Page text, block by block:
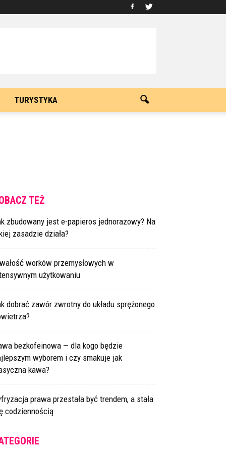
TURYSTYKA
TEŻ
zbudowany jest e-papieros jednorazowy? Na
zasadzie działa?
worków przemysłowych w
użytkowaniu
dobrać zawór zwrotny do układu sprężonego
bezkofeinowa — dla kogo będzie
wyborem i czy smakuje jak
kawa?
prawa przestała być trendem, a stała
codziennością